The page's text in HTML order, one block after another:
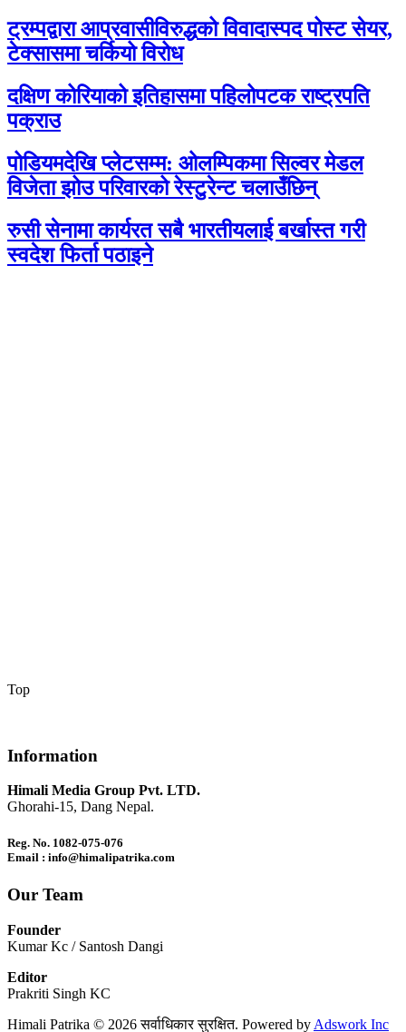
ट्रम्पद्वारा आप्रवासीविरुद्धको विवादास्पद पोस्ट सेयर,
टेक्सासमा चर्कियो विरोध
दक्षिण कोरियाको इतिहासमा पहिलोपटक राष्ट्रपति
पक्राउ
पोडियमदेखि प्लेटसम्म: ओलम्पिकमा सिल्वर मेडल
विजेता झोउ परिवारको रेस्टुरेन्ट चलाउँछिन्
रुसी सेनामा कार्यरत सबै भारतीयलाई बर्खास्त गरी
स्वदेश फिर्ता पठाइने
Top
Information
Himali Media Group Pvt. LTD.
Ghorahi-15, Dang Nepal.
Reg. No. 1082-075-076
Email : info@himalipatrika.com
Our Team
Founder
Kumar Kc / Santosh Dangi
Editor
Prakriti Singh KC
Himali Patrika © 2026 सर्वाधिकार सुरक्षित. Powered by Adswork Inc